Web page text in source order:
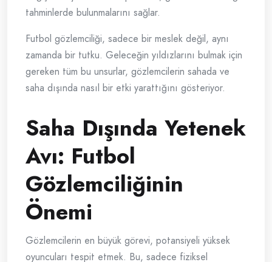
tahminlerde bulunmalarını sağlar.
Futbol gözlemciliği, sadece bir meslek değil, aynı
zamanda bir tutku. Geleceğin yıldızlarını bulmak için
gereken tüm bu unsurlar, gözlemcilerin sahada ve
saha dışında nasıl bir etki yarattığını gösteriyor.
Saha Dışında Yetenek
Avı: Futbol
Gözlemciliğinin
Önemi
Gözlemcilerin en büyük görevi, potansiyeli yüksek
oyuncuları tespit etmek. Bu, sadece fiziksel